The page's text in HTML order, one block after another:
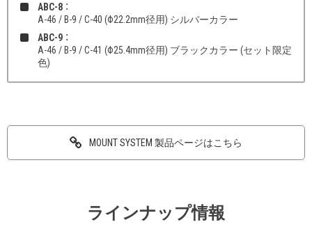
ABC-8 ：
A-46 / B-9 / C-40 (Φ22.2mm径用) シルバーカラー
ABC-9 ：
A-46 / B-9 / C-41 (Φ25.4mm径用) ブラックカラー (セット限定
色)
MOUNT SYSTEM 製品ページはこちら
ラインナップ情報